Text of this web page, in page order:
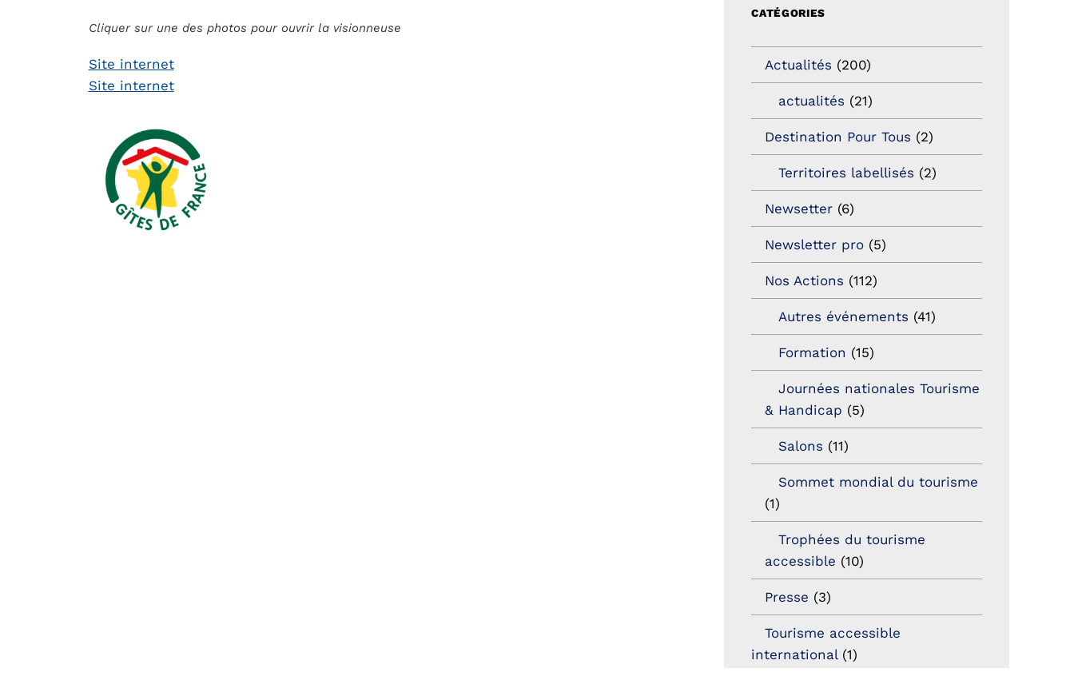
Cliquer sur une des photos pour ouvrir la visionneuse
Site internet
Site internet
CATÉGORIES
Actualités (200)
actualités (21)
Destination Pour Tous (2)
Territoires labellisés (2)
Newsetter (6)
Newsletter pro (5)
Nos Actions (112)
Autres événements (41)
Formation (15)
Journées nationales Tourisme
& Handicap (5)
Salons (11)
Sommet mondial du tourisme
(1)
Trophées du tourisme
accessible (10)
Presse (3)
Tourisme accessible
international(1)